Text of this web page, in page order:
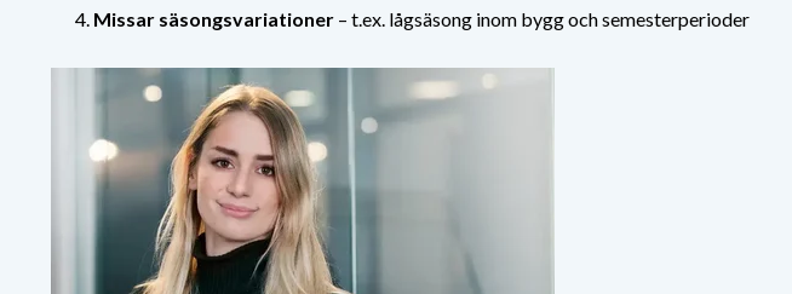
Missar säsongsvariationer – t.ex. lågsäsong inom bygg och semesterperioder